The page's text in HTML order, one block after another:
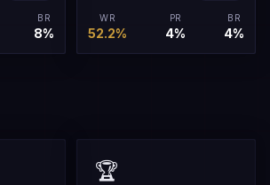
BR
8%
WR
52.2%
PR
4%
BR
4%
🏆